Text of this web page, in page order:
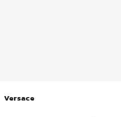
Versace